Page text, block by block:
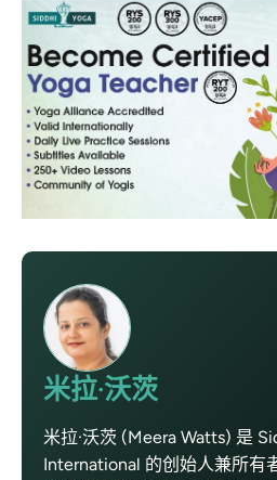
米拉·沃茨
米拉·沃茨 (Meera Watts) 是
International 的创始人兼所有